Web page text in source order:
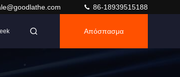
86-18939515188
Απόσπασμα